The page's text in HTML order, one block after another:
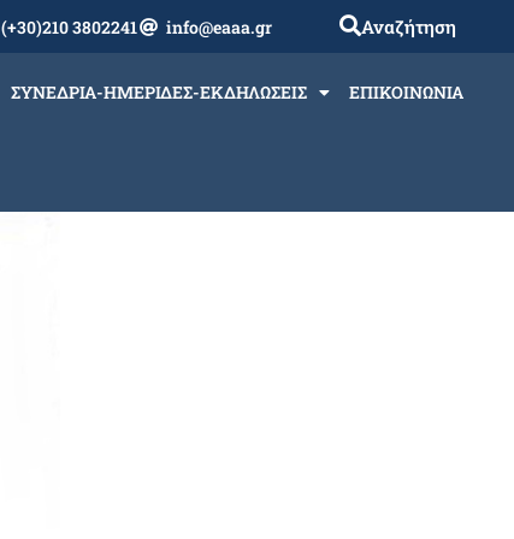
(+30)210 3802241 info@eaaa.gr Αναζήτηση
ΣΥΝΕΔΡΙΑ-ΗΜΕΡΙΔΕΣ-ΕΚΔΗΛΩΣΕΙΣ ΕΠΙΚΟΙΝΩΝΙΑ